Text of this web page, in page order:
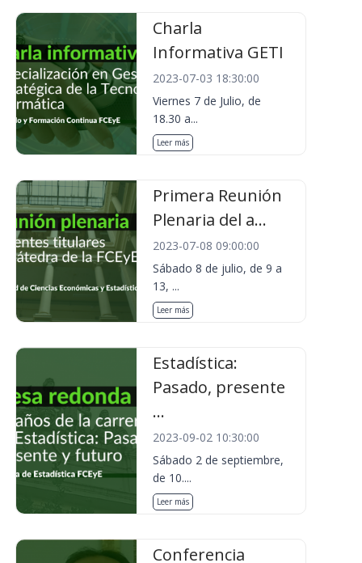
Charla
Informativa GETI
2023-07-03 18:30:00
Viernes 7 de Julio, de
18.30 a...
Leer más
Primera Reunión
Plenaria del a...
2023-07-08 09:00:00
Sábado 8 de julio, de 9 a
13, ...
Leer más
Estadística:
Pasado, presente
...
2023-09-02 10:30:00
Sábado 2 de septiembre,
de 10....
Leer más
Conferencia